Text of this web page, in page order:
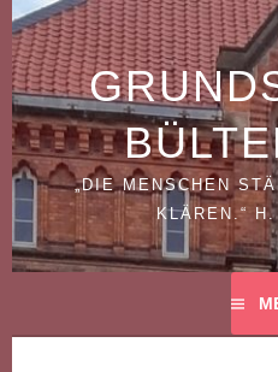
Springe
zum
Inhalt
„DIE MENSCHEN
KLÄREN.“